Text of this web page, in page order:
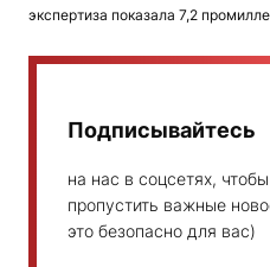
экспертиза показала 7,2 промилле
Подписывайтесь
на нас в соцсетях,
пропустить важные
это безопасно для вас)